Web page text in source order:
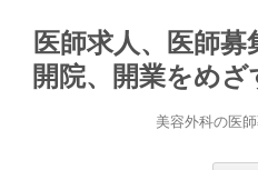
医師求人、医師募
開院、開業をめざ
美容外科の医師